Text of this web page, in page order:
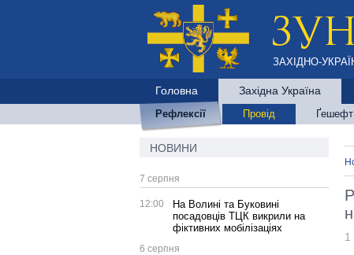
ЗАХІДНО-
Головна Західна Україна
Рефлексії Провід Ґешефт
НОВИНИ
7 серпня
12:00
На Волині та Буковині
посадовців ТЦК викрили на
фіктивних мобілізаціях
6 серпня
1